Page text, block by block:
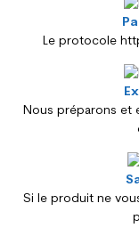
Le protocole
Nous préparons et
Si le produit ne